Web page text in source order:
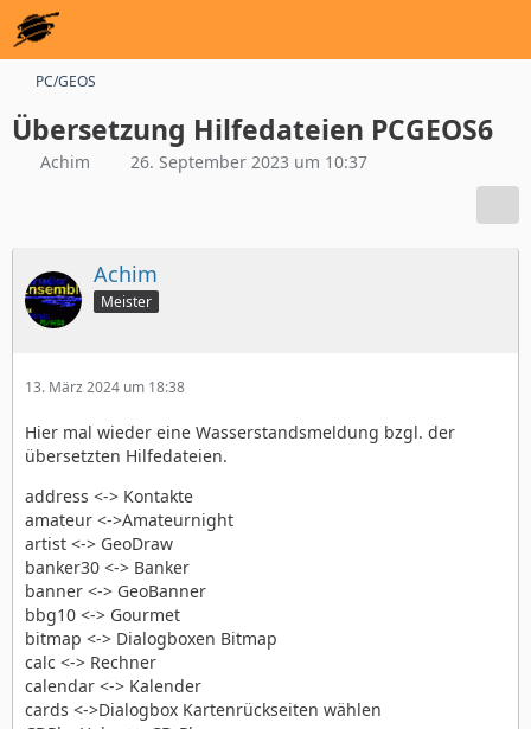
PC/GEOS
Übersetzung Hilfedateien PCGEOS6
Achim 26. September 2023 um 10:37
Achim
Meister
13. März 2024 um 18:38
Hier mal wieder eine Wasserstandsmeldung bzgl. der
übersetzten Hilfedateien.
address <-> Kontakte
amateur <->Amateurnight
artist <-> GeoDraw
banker30 <-> Banker
banner <-> GeoBanner
bbg10 <-> Gourmet
bitmap <-> Dialogboxen Bitmap
calc <-> Rechner
calendar <-> Kalender
cards <->Dialogbox Kartenrückseiten wählen